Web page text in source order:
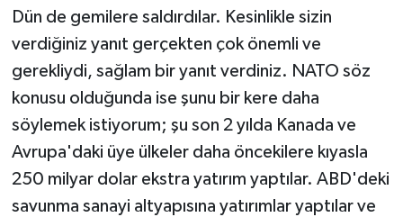
Dün de gemilere saldırdılar. Kesinlikle sizin
verdiğiniz yanıt gerçekten çok önemli ve
gerekliydi, sağlam bir yanıt verdiniz. NATO söz
konusu olduğunda ise şunu bir kere daha
söylemek istiyorum; şu son 2 yılda Kanada ve
Avrupa'daki üye ülkeler daha öncekilere kıyasla
250 milyar dolar ekstra yatırım yaptılar. ABD'deki
savunma sanayi altyapısına yatırımlar yaptılar ve